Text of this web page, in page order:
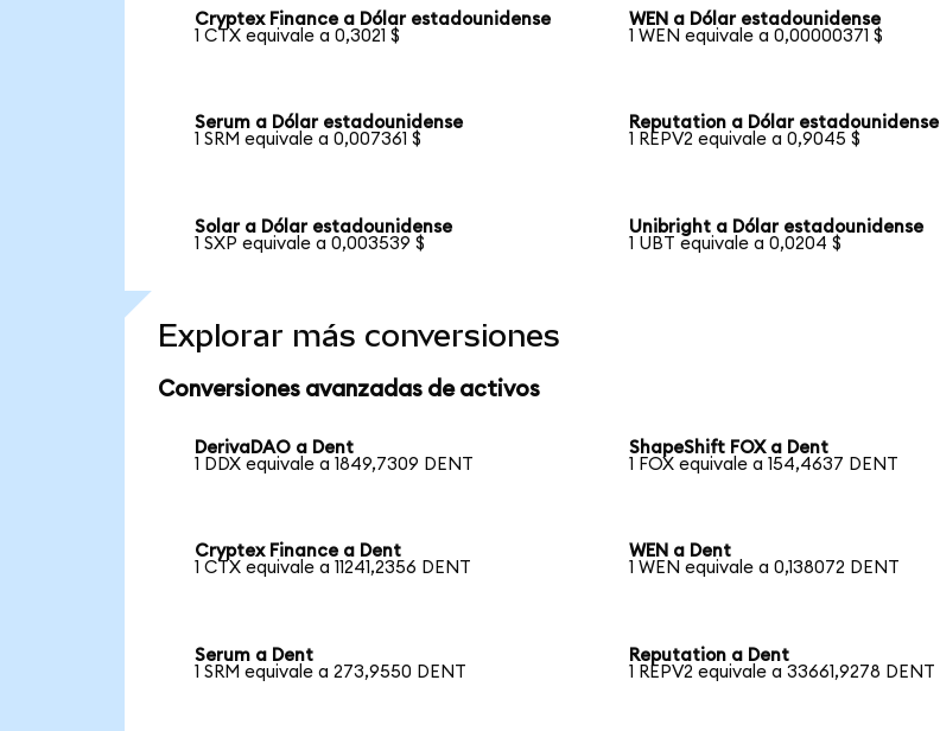
Cryptex Finance a Dólar estadounidense
1 CTX equivale a 0,3021 $
WEN a Dólar estadounidense
1 WEN equivale a 0,00000371 $
Serum a Dólar estadounidense
1 SRM equivale a 0,007361 $
Reputation a Dólar estadounidense
1 REPV2 equivale a 0,9045 $
Solar a Dólar estadounidense
1 SXP equivale a 0,003539 $
Unibright a Dólar estadounidense
1 UBT equivale a 0,0204 $
Explorar más conversiones
Conversiones avanzadas de activos
DerivaDAO a Dent
1 DDX equivale a 1849,7309 DENT
ShapeShift FOX a Dent
1 FOX equivale a 154,4637 DENT
Cryptex Finance a Dent
1 CTX equivale a 11241,2356 DENT
WEN a Dent
1 WEN equivale a 0,138072 DENT
Serum a Dent
1 SRM equivale a 273,9550 DENT
Reputation a Dent
1 REPV2 equivale a 33661,9278 DENT